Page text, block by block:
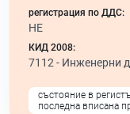
регистрация по ДДС:
НЕ
КИД 2008:
7112 - Инженерни
състояние в
последна вписана